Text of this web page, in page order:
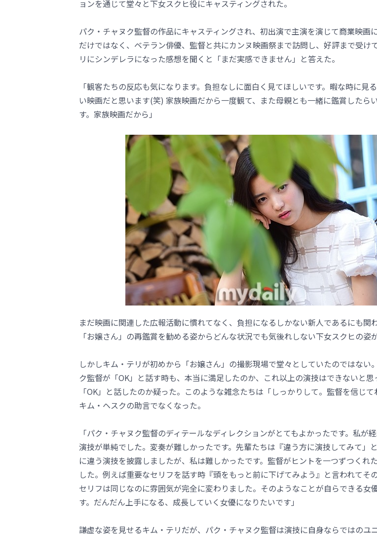
ョンを通じて堂々と下女スクヒ役にキャスティングされた。
パク・チャヌク監督の作品にキャスティングされ、初出演で主演を演じて商業映画
だけではなく、ベテラン俳優、監督と共にカンヌ映画祭まで訪問し、好評まで受け
リにシンデレラになった感想を聞くと「まだ実感できません」と答えた。
「観客たちの反応も気になります。負担なしに面白く見てほしいです。暇な時に見
い映画だと思います(笑) 家族映画だから一度観て、また母親とも一緒に鑑賞したら
す。家族映画だから」
まだ映画に関連した広報活動に慣れてなく、負担になるしかない新人であるにも関
「お嬢さん」の再鑑賞を勧める姿からどんな状況でも気後れしない下女スクヒの姿
しかしキム・テリが初めから「お嬢さん」の撮影現場で堂々としていたのではない
ク監督が「OK」と話す時も、本当に満足したのか、これ以上の演技はできないと思
「OK」と話したのか疑った。このような雑念たちは「しっかりして。監督を信じ
キム・ヘスクの助言でなくなった。
「パク・チャヌク監督のディテールなディレクションがとてもよかったです。私が
演技が単純でした。変奏が難しかったです。先輩たちは『違う方に演技してみて」
に違う演技を披露しましたが、私は難しかったです。監督がヒントを一つずつくれ
した。例えば重要なセリフを話す時『頭をもっと前に下げてみよう』と言われてそ
セリフは同じなのに雰囲気が完全に変わりました。そのようなことが自らできる女
す。だんだん上手になる、成長していく女優になりたいです」
謙虚な姿を見せるキム・テリだが、パク・チャヌク監督は演技に自身ならではのユ